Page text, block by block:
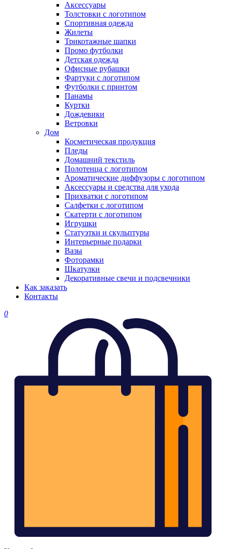
Аксессуары
Толстовки с логотипом
Спортивная одежда
Жилеты
Трикотажные шапки
Промо футболки
Детская одежда
Офисные рубашки
Фартуки с логотипом
Футболки с принтом
Панамы
Куртки
Дождевики
Ветровки
Дом
Косметическая продукция
Пледы
Домашний текстиль
Полотенца с логотипом
Ароматические диффузоры с логотипом
Аксессуары и средства для ухода
Прихватки с логотипом
Салфетки с логотипом
Скатерти с логотипом
Игрушки
Статуэтки и скульптуры
Интерьерные подарки
Вазы
Фоторамки
Шкатулки
Декоративные свечи и подсвечники
Как заказать
Контакты
0